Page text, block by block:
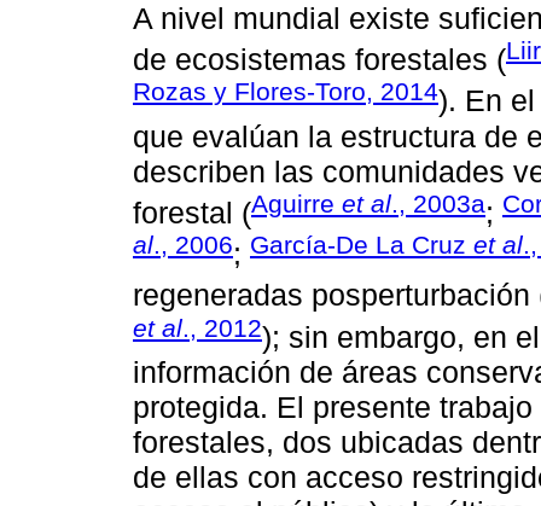
A nivel mundial existe
de ecosistemas forestales (
Rozas y Flores-Toro, 2014). En
que evalúan la estructura de
describen las comunidades
forestal (Aguirre et al., 2003a;
al., 2006; García-De La Cruz et al
regeneradas posperturbación
et al., 2012); sin embargo, en
información de áreas
protegida. El presente
forestales, dos ubicadas
de ellas con acceso